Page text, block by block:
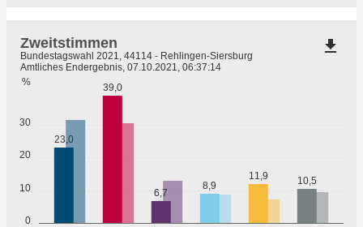
0
10
20
30
%
23,0
39,0
6,7
8,9
11,9 10,5
Zweitstimmen
Bundestagswahl 2021, 44114 - Rehlingen-Siersburg
Amtliches Endergebnis, 07.10.2021, 06:37:14
file_download